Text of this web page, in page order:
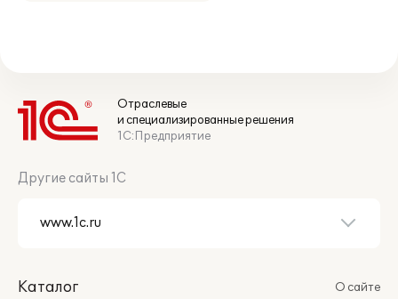
Отраслевые
и специализированные решения
1С:Предприятие
Другие сайты 1С
Каталог
О сайте